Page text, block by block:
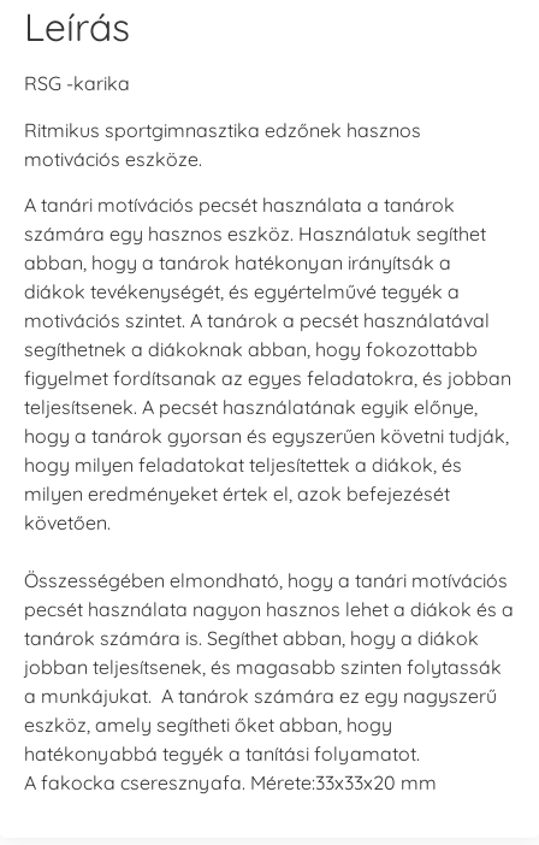
Leírás
RSG -karika
Ritmikus sportgimnasztika edzőnek hasznos
motivációs eszköze.
A tanári motívációs pecsét használata a tanárok
számára egy hasznos eszköz. Használatuk segíthet
abban, hogy a tanárok hatékonyan irányítsák a
diákok tevékenységét, és egyértelművé tegyék a
motivációs szintet. A tanárok a pecsét használatával
segíthetnek a diákoknak abban, hogy fokozottabb
figyelmet fordítsanak az egyes feladatokra, és jobban
teljesítsenek. A pecsét használatának egyik előnye,
hogy a tanárok gyorsan és egyszerűen követni tudják,
hogy milyen feladatokat teljesítettek a diákok, és
milyen eredményeket értek el, azok befejezését
követően.
Összességében elmondható, hogy a tanári motívációs
pecsét használata nagyon hasznos lehet a diákok és a
tanárok számára is. Segíthet abban, hogy a diákok
jobban teljesítsenek, és magasabb szinten folytassák
a munkájukat. A tanárok számára ez egy nagyszerű
eszköz, amely segítheti őket abban, hogy
hatékonyabbá tegyék a tanítási folyamatot.
A fakocka cseresznyafa. Mérete:33x33x20 mm